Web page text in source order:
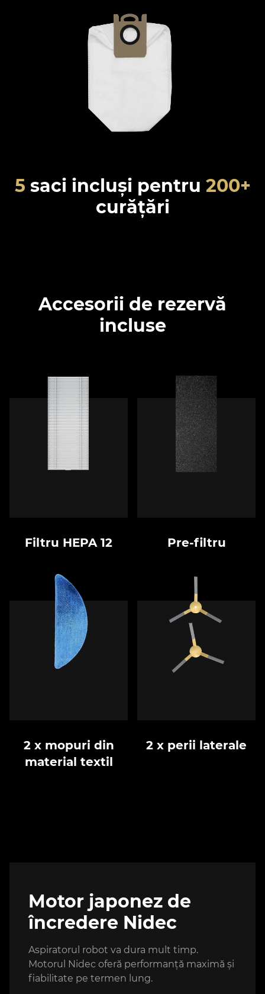
5 saci incluși pentru 200+
curățări
Accesorii de rezervă
incluse
Filtru HEPA 12 Pre-filtru
2 x mopuri din
material textil
2 x perii laterale
Motor japonez de
încredere Nidec
Aspiratorul robot va dura mult timp.
Motorul Nidec oferă performanță maximă și
fiabilitate pe termen lung.